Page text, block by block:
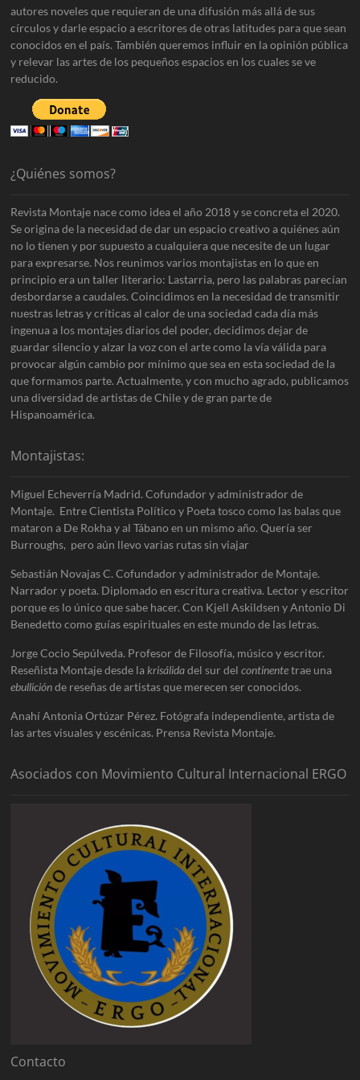
autores noveles que requieran de una difusión más allá de sus
círculos y darle espacio a escritores de otras latitudes para que sean
conocidos en el país. También queremos influir en la opinión pública
y relevar las artes de los pequeños espacios en los cuales se ve
reducido.
¿Quiénes somos?
Revista Montaje nace como idea el año 2018 y se concreta el 2020.
Se origina de la necesidad de dar un espacio creativo a quiénes aún
no lo tienen y por supuesto a cualquiera que necesite de un lugar
para expresarse. Nos reunimos varios montajistas en lo que en
principio era un taller literario: Lastarria, pero las palabras parecían
desbordarse a caudales. Coincidimos en la necesidad de transmitir
nuestras letras y críticas al calor de una sociedad cada día más
ingenua a los montajes diarios del poder, decidimos dejar de
guardar silencio y alzar la voz con el arte como la vía válida para
provocar algún cambio por mínimo que sea en esta sociedad de la
que formamos parte. Actualmente, y con mucho agrado, publicamos
una diversidad de artistas de Chile y de gran parte de
Hispanoamérica.
Montajistas:
Miguel Echeverría Madrid. Cofundador y administrador de
Montaje. Entre Cientista Político y Poeta tosco como las balas que
mataron a De Rokha y al Tábano en un mismo año. Quería ser
Burroughs, pero aún llevo varias rutas sin viajar
Sebastián Novajas C. Cofundador y administrador de Montaje.
Narrador y poeta. Diplomado en escritura creativa. Lector y escritor
porque es lo único que sabe hacer. Con Kjell Askildsen y Antonio Di
Benedetto como guías espirituales en este mundo de las letras.
Jorge Cocio Sepúlveda. Profesor de Filosofía, músico y escritor.
Reseñista Montaje desde lakrisálidadel sur delcontinentetrae una
ebulliciónde reseñas de artistas que merecen ser conocidos.
Anahí Antonia Ortúzar Pérez. Fotógrafa independiente, artista de
las artes visuales y escénicas. Prensa Revista Montaje.
Asociados con Movimiento Cultural Internacional ERGO
Contacto